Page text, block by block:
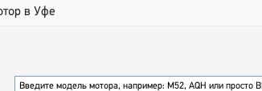
в Уфе